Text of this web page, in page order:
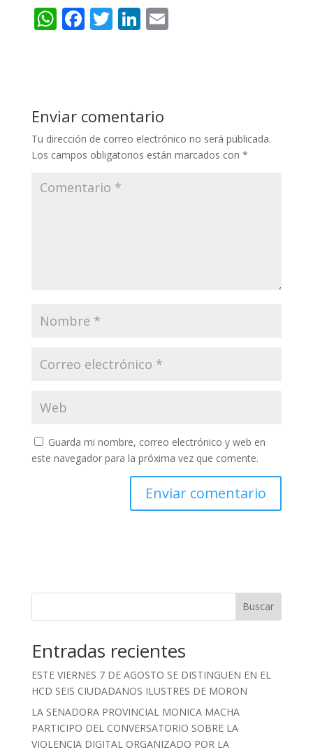
W
h
A
p
p
F
ac
o
o
k
T
w
Li
n
dI
n
E
Enviar comentario
Tu dirección de correo electrónico no será publicada.
Los campos obligatorios están marcados con *
Guarda mi nombre, correo electrónico y web en
este navegador para la próxima vez que comente.
Buscar
Entradas recientes
ESTE VIERNES 7 DE AGOSTO SE DISTINGUEN EN EL
HCD SEIS CIUDADANOS ILUSTRES DE MORON
LA SENADORA PROVINCIAL MONICA MACHA
PARTICIPO DEL CONVERSATORIO SOBRE LA
VIOLENCIA DIGITAL ORGANIZADO POR LA